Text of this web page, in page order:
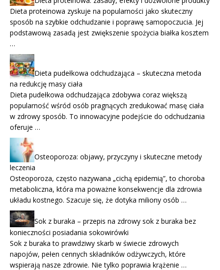
Dieta proteinowa zyskuje na popularności jako skuteczny
sposób na szybkie odchudzanie i poprawę samopoczucia. Jej
podstawową zasadą jest zwiększenie spożycia białka kosztem
…
Dieta pudełkowa odchudzająca – skuteczna metoda
na redukcję masy ciała
Dieta pudełkowa odchudzająca zdobywa coraz większą
popularność wśród osób pragnących zredukować masę ciała
w zdrowy sposób. To innowacyjne podejście do odchudzania
oferuje …
Osteoporoza: objawy, przyczyny i skuteczne metody
leczenia
Osteoporoza, często nazywana „cichą epidemią”, to choroba
metaboliczna, która ma poważne konsekwencje dla zdrowia
układu kostnego. Szacuje się, że dotyka miliony osób …
Sok z buraka – przepis na zdrowy sok z buraka bez
konieczności posiadania sokowirówki
Sok z buraka to prawdziwy skarb w świecie zdrowych
napojów, pełen cennych składników odżywczych, które
wspierają nasze zdrowie. Nie tylko poprawia krążenie …